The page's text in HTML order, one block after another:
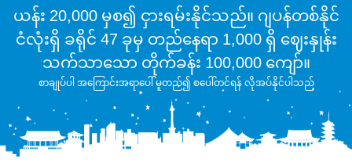
ယန်း 20,000 မှစ၍ ငှားရမ်းနိုင်သည်။ ဂျပန်တစ်နိုင်
ငံလုံးရှိ ခရိုင် 47 ခုမှ တည်နေရာ 1,000 ရှိ ဈေးနှုန်း
သက်သာသော တိုက်ခန်း 100,000 ကျော်။
စာချုပ်ပါ အကြောင်းအရာပေါ် မူတည်၍ စပေါ်တင်ရန် လိုအပ်နိုင်ပါသည်